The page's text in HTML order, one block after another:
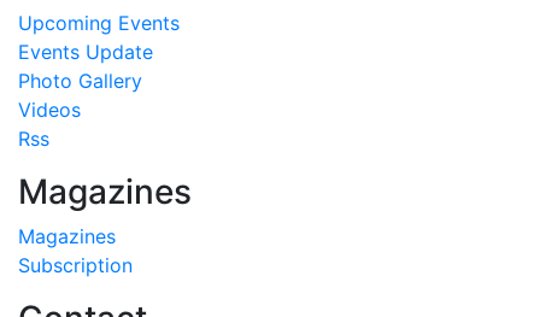
Upcoming Events
Events Update
Photo Gallery
Videos
Rss
Magazines
Magazines
Subscription